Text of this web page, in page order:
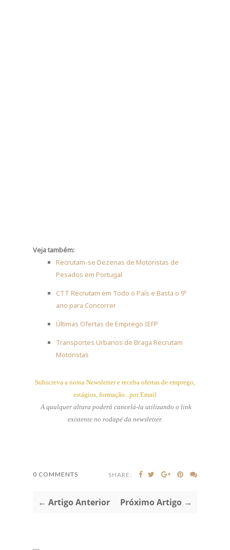
Veja também:
Recrutam-se Dezenas de Motoristas de
Pesados em Portugal
CTT Recrutam em Todo o País e Basta o 9º
ano para Concorrer
Últimas Ofertas de Emprego IEFP
Transportes Urbanos de Braga Recrutam
Motoristas
Subscreva a nossa Newsletter e receba ofertas de emprego,
estágios, formação...por Email
A qualquer altura poderá cancelá-la utilizando o link
existente no rodapé da newsletter.
0 COMMENTS SHARE:
← Artigo Anterior Próximo Artigo →